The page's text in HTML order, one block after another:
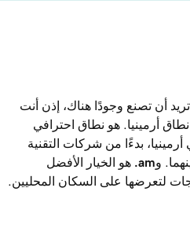
أن تصنع وجودًا هناك، إذن أنت
نطاق أرمينيا. هو نطاق احترافي
بدءًا من شركات التقنية
و.am هو الخيار الأفضل
لتعرضها على السكان المحليين.